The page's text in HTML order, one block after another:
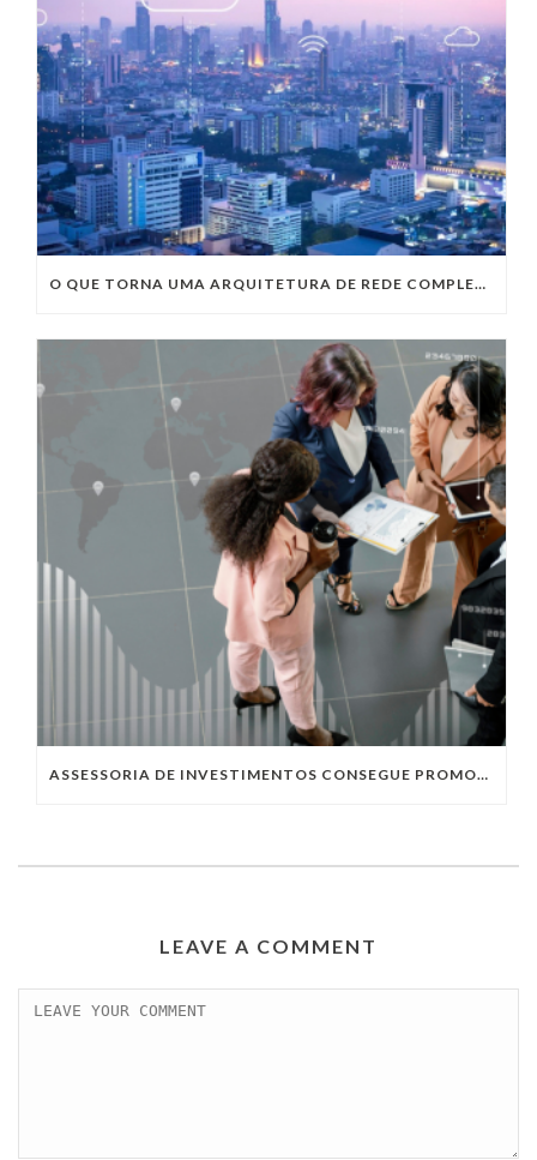
O QUE TORNA UMA ARQUITETURA DE REDE COMPLETA?
ASSESSORIA DE INVESTIMENTOS CONSEGUE PROMOVER SEGURANÇA DE DADOS PARA OS SEUS USUÁRIOS
LEAVE A COMMENT